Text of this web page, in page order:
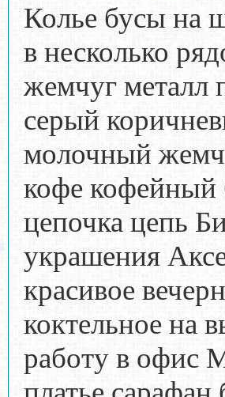
Колье бусы на
в несколько
жемчуг металл
серый
молочный
кофе кофейный
цепочка цепь
украшения
красивое
коктельное на
работу в офис